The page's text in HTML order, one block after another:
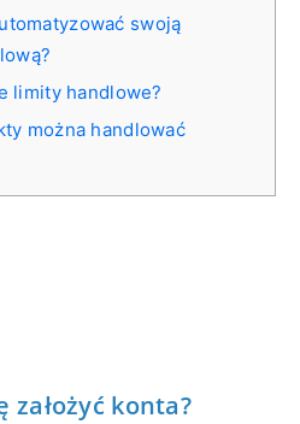
swoją
limity handlowe?
można handlować
założyć konta?